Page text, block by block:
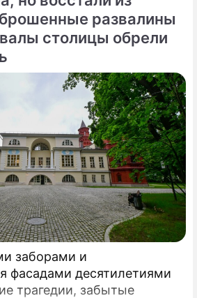
развалины
столицы обрели
заборами и
фасадами десятилетиями
трагедии, забытые